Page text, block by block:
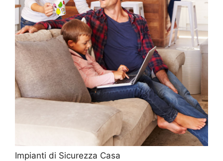
Impianti di Sicurezza Casa